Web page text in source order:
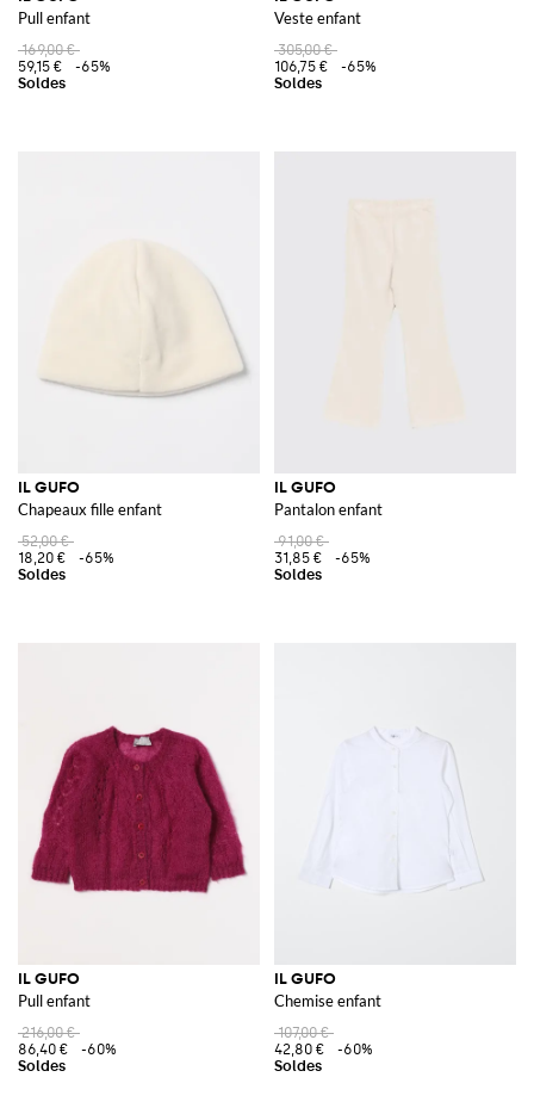
Pull enfant
169,00 €
59,15 €
-65%
Veste enfant
305,00 €
106,75 €
-65%
IL GUFO
Chapeaux fille enfant
52,00 €
18,20 €
-65%
IL GUFO
Pantalon enfant
91,00 €
31,85 €
-65%
IL GUFO
Pull enfant
216,00 €
86,40 €
-60%
IL GUFO
Chemise enfant
107,00 €
42,80 €
-60%